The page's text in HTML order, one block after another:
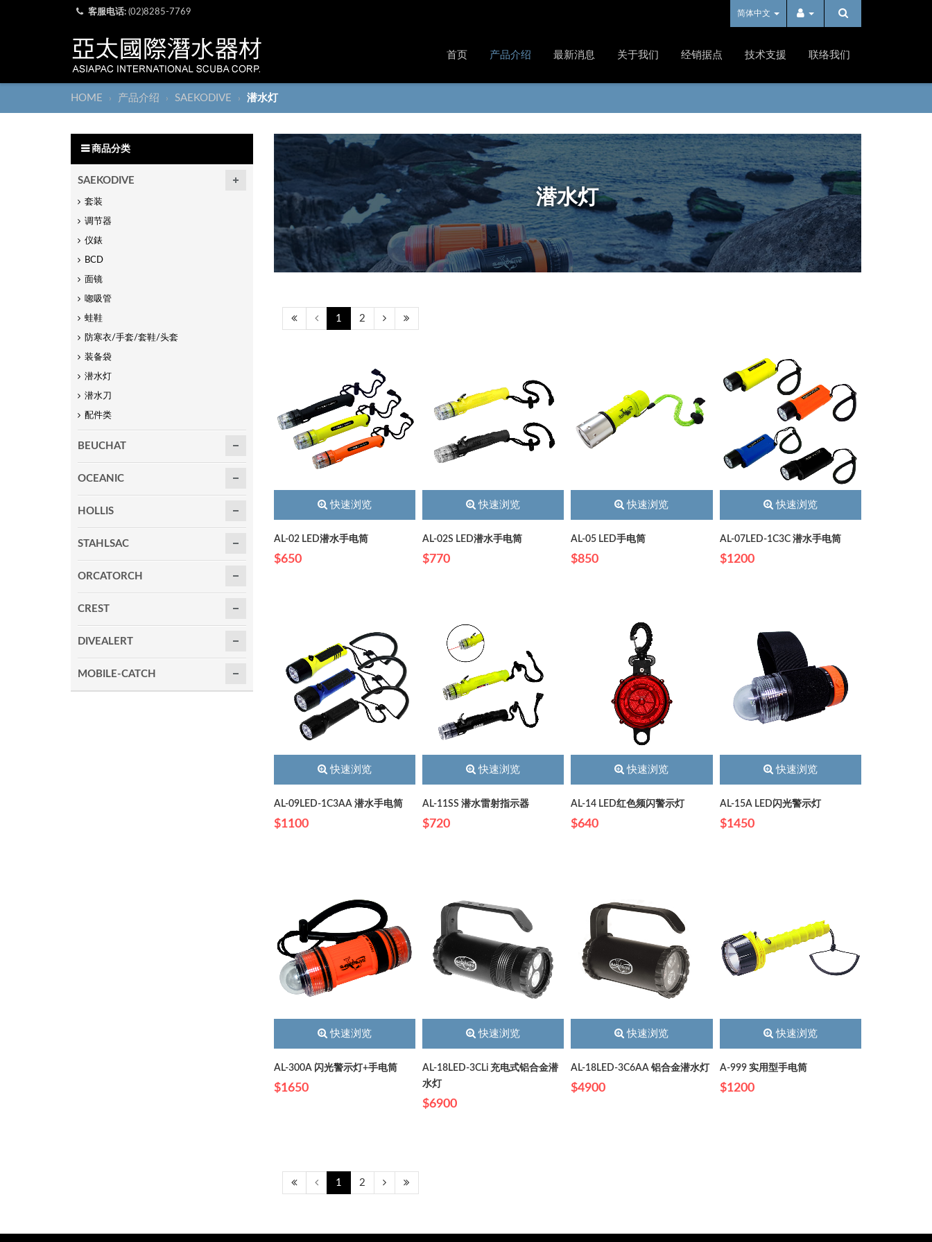
客服电话: (02)8285-7769 简体中文
首页 产品介绍 最新消息 关于我们 经销据点 技术支援 联络我们
HOME › 产品介绍 › SAEKODIVE › 潜水灯
潜水灯
1 2
快速浏览
AL-02 LED潜水手电筒
$650
快速浏览
AL-02S LED潜水手电筒
$770
快速浏览
AL-05 LED手电筒
$850
快速浏览
AL-07LED-1C3C 潜水手电筒
$1200
快速浏览
AL-09LED-1C3AA 潜水手电筒
$1100
快速浏览
AL-11SS 潜水雷射指示器
$720
快速浏览
AL-14 LED红色频闪警示灯
$640
快速浏览
AL-15A LED闪光警示灯
$1450
快速浏览
AL-300A 闪光警示灯+手电筒
$1650
快速浏览
AL-18LED-3CLi 充电式铝合金潜
水灯
$6900
快速浏览
AL-18LED-3C6AA 铝合金潜水灯
$4900
快速浏览
A-999 实用型手电筒
$1200
1 2
商品分类
SAEKODIVE
套装
调节器
仪錶
BCD
面镜
唿吸管
蛙鞋
防寒衣/手套/套鞋/头套
装备袋
潜水灯
潜水刀
配件类
BEUCHAT
OCEANIC
HOLLIS
STAHLSAC
ORCATORCH
CREST
DIVEALERT
MOBILE-CATCH